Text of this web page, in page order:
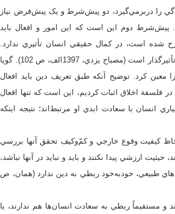
را دربرمي‌گيرد، دو پيش‌شرط و يک پيش‌فرض نياز
دوم اين است که اين امور و افعال بايد
شده است، در کمال حقيقي انسان تأثيري ندارد.
پيش‌فرض اين ادعا نیز اين است که همة کنش‌هاي اختياري انسان، در سعادت ابدي او تأثيرگذار است (مصباح يزدي، 1397الف، ص 102). گويا
کرد. توضیح آنکه طبق تعريف دين بايد افعال
فلسفة اخلاق اثبات کرديم، اين است که تنها افعال
انسان با سعادت ابدي او مرتبط‌اند؛ نتيجه اينکه
کيفيت وقوع خارجي و کمّ‌وکيف تحقق آنها بررسي
حيثيت ارزشي پيدا نکنند و بايد و نبايد در آنها نباشد،
طبيعي، خودبه‌خود ربطي به دين ندارد (همان، ص
و مستقيماً ربطي به سعادت انسان‌ها هم ندارند، يا